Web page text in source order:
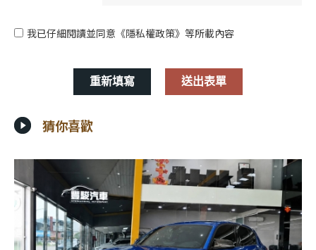
我已仔細閱讀並同意 《隱私權政策》 等所載內容
猜你喜歡